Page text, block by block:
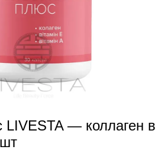
LIVESTA — коллаген в